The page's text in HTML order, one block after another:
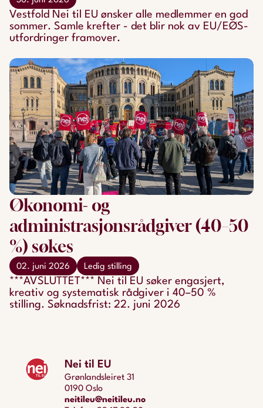
Vestfold Nei til EU ønsker alle medlemmer en god
sommer. Samle krefter - det blir nok av EU/EØS-
utfordringer framover.
Økonomi- og
administrasjonsrådgiver (40–50
%) søkes
02. juni 2026 Ledig stilling
***AVSLUTTET*** Nei til EU søker engasjert,
kreativ og systematisk rådgiver i 40–50 %
stilling. Søknadsfrist: 22. juni 2026
Nei til EU
Grønlandsleiret 31
0190 Oslo
neitileu@neitileu.no